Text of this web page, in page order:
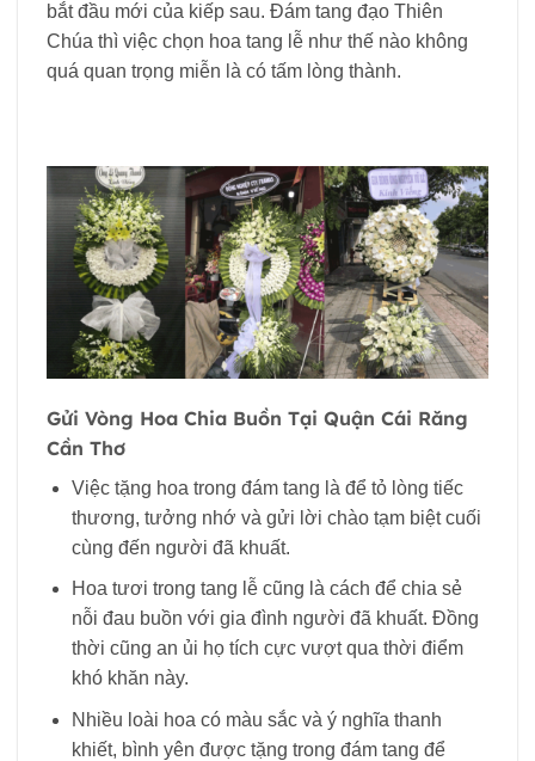
bắt đầu mới của kiếp sau. Đám tang đạo Thiên
Chúa thì việc chọn hoa tang lễ như thế nào không
quá quan trọng miễn là có tấm lòng thành.
Gửi Vòng Hoa Chia Buồn Tại Quận Cái Răng
Cần Thơ
Việc tặng hoa trong đám tang là để tỏ lòng tiếc
thương, tưởng nhớ và gửi lời chào tạm biệt cuối
cùng đến người đã khuất.
Hoa tươi trong tang lễ cũng là cách để chia sẻ
nỗi đau buồn với gia đình người đã khuất. Đồng
thời cũng an ủi họ tích cực vượt qua thời điểm
khó khăn này.
Nhiều loài hoa có màu sắc và ý nghĩa thanh
khiết, bình yên được tặng trong đám tang để